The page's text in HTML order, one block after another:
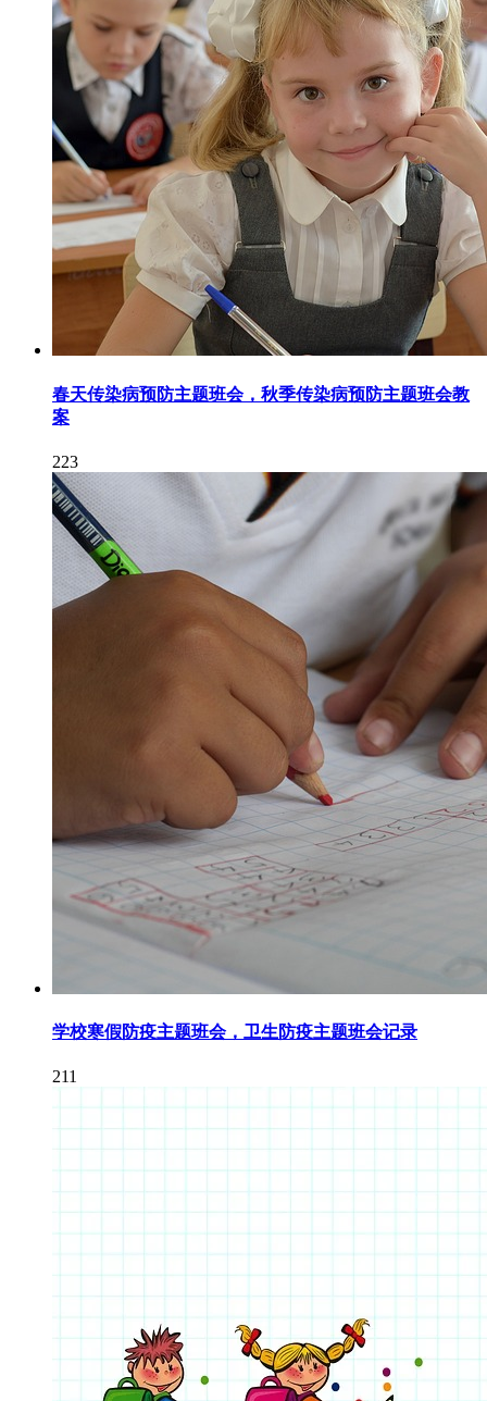
春天传染病预防主题班会，秋季传染病预防主题班会教
案
223
学校寒假防疫主题班会，卫生防疫主题班会记录
211